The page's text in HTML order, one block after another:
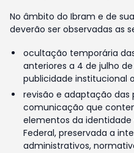
No âmbito do Ibram e de
deverão ser observadas as
ocultação temporária
anteriores a 4 de julho
publicidade institucional
revisão e adaptação das
comunicação que
elementos da identidade
Federal, preservada a
administrativos,